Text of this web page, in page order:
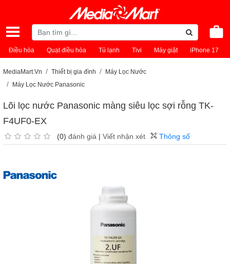
Điều hòa Quạt điều hòa Tủ lạnh Tivi Máy giặt iPhone 17
MediaMart.Vn Thiết bị gia đình
Máy Lọc Nước
Máy Lọc Nước Panasonic
Lõi lọc nước Panasonic màng siêu lọc sợi rỗng TK-
F4UF0-EX
(0) đánh giá | Viết nhận xét Thông số